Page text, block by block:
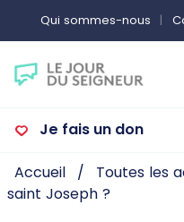
Qui sommes-nous
Je fais un don
Accueil Toutes les
saint Joseph ?